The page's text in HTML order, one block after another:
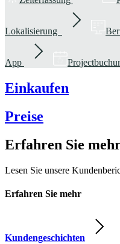
Lokalisierung
App
Einkaufen
Preise
Erfahren Sie
Lesen Sie unsere
Erfahren Sie mehr
Kundengeschichten